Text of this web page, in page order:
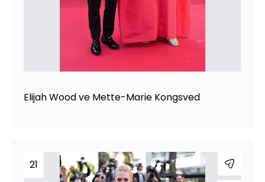
Elijah Wood ve Mette-Marie Kongsved
21